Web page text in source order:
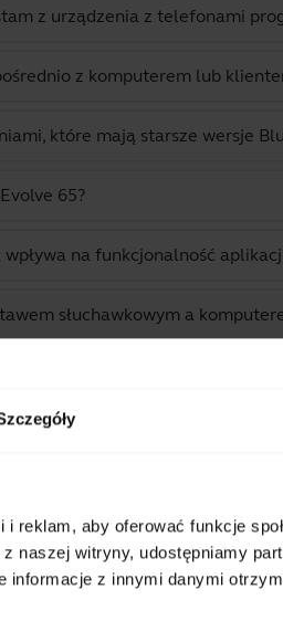
reklam, aby oferować funkcje
witryny, udostępniamy
z innymi danymi
z urządzenia z telefonami
z komputerem lub
które mają starsze wersje
65?
na funkcjonalność
słuchawkowym a
65 TE - USB-A UC Stereo